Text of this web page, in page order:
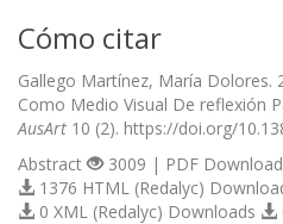
Cómo citar
Gallego Martínez, María Dolores.
Como Medio Visual De reflexión
AusArt 10 (2). https://doi.org/
Abstract
3009 | PDF
1376 HTML (Redalyc)
0 XML (Redalyc) Downloads